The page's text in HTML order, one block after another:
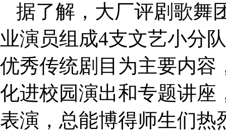
据了解，大厂评剧歌舞
业演员组成4支文艺小分
优秀传统剧目为主要内容
化进校园演出和专题讲座
表演，总能博得师生们热